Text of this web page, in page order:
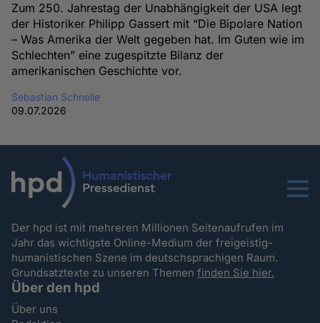
Zum 250. Jahrestag der Unabhängigkeit der USA legt
der Historiker Philipp Gassert mit “Die Bipolare Nation
– Was Amerika der Welt gegeben hat. Im Guten wie im
Schlechten” eine zugespitzte Bilanz der
amerikanischen Geschichte vor.
Sebastian Schnelle
09.07.2026
Menu
Der hpd ist mit mehreren Millionen Seitenaufrufen im
Jahr das wichtigste Online-Medium der freigeistig-
humanistischen Szene im deutschsprachigen Raum.
Grundsatztexte zu unseren Themenfinden Sie hier.
Über den hpd
Über uns